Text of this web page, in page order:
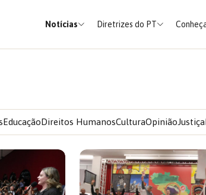
Notícias Diretrizes do PT
EducaçãoDireitos HumanosCulturaOpiniãoJustiça